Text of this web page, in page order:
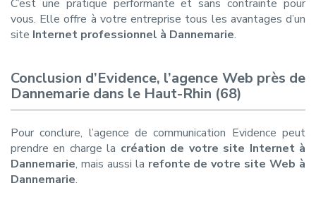
C’est une pratique performante et sans contrainte pour
vous. Elle offre à votre entreprise tous les avantages d’un
site Internet professionnel à Dannemarie.
Conclusion d’Evidence, l’agence Web près de
Dannemarie dans le Haut-Rhin (68)
Pour conclure, l’agence de communication Evidence peut
prendre en charge la création de votre site Internet à
Dannemarie, mais aussi la refonte de votre site Web à
Dannemarie.